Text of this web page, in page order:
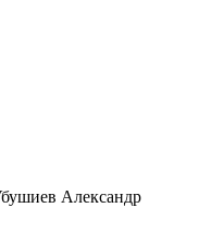
Александр